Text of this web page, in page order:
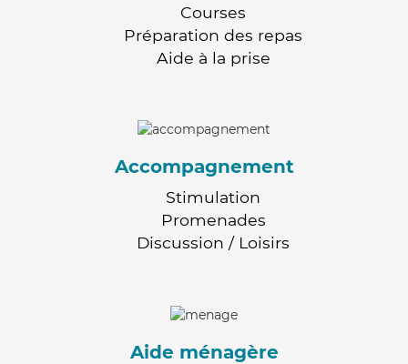
Courses
Préparation des repas
Aide à la prise
Accompagnement
Stimulation
Promenades
Discussion / Loisirs
Aide ménagère